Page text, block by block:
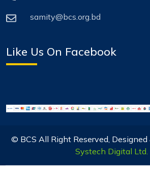
samity@bcs.org.bd
Like Us On Facebook
© BCS All Right Reserved, Designed
Systech Digital Ltd.